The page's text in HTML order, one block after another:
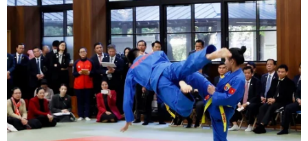
OSCE triển khai máy bay để giám sát lệnh
ngừng bắn ở Ukraine